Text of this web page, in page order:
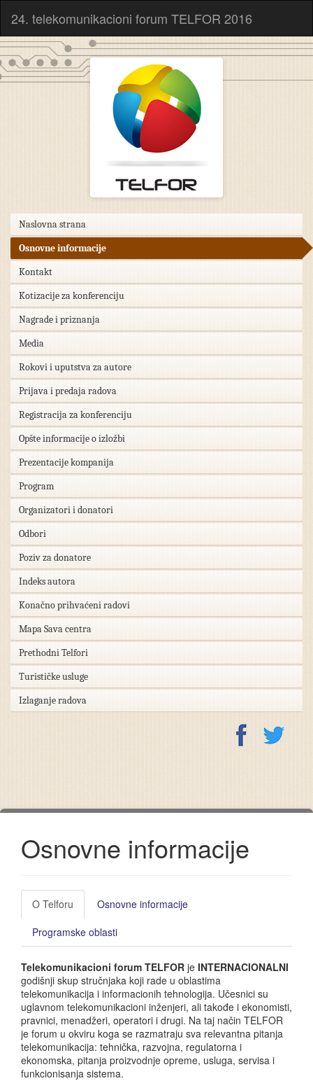
24. telekomunikacioni forum TELFOR 2016
Naslovna strana
Osnovne informacije
Kontakt
Kotizacije za konferenciju
Nagrade i priznanja
Media
Rokovi i uputstva za autore
Prijava i predaja radova
Registracija za konferenciju
Opšte informacije o izložbi
Prezentacije kompanija
Program
Organizatori i donatori
Odbori
Poziv za donatore
Indeks autora
Konačno prihvaćeni radovi
Mapa Sava centra
Prethodni Telfori
Turističke usluge
Izlaganje radova
Osnovne informacije
O Telforu
Osnovne informacije
Programske oblasti
Telekomunikacioni forum TELFOR je INTERNACIONALNI
godišnji skup stručnjaka koji rade u oblastima
telekomunikacija i informacionih tehnologija. Učesnici su
uglavnom telekomunikacioni inženjeri, ali takođe i ekonomisti,
pravnici, menadžeri, operatori i drugi. Na taj način TELFOR
je forum u okviru koga se razmatraju sva relevantna pitanja
telekomunikacija: tehnička, razvojna, regulatorna i
ekonomska, pitanja proizvodnje opreme, usluga, servisa i
funkcionisanja sistema.